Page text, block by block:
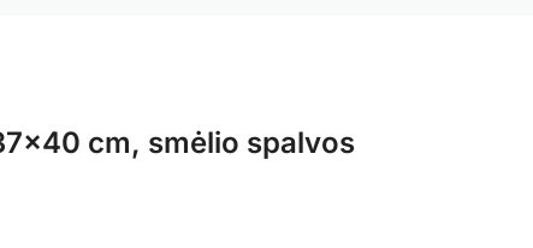
cm, smėlio spalvos